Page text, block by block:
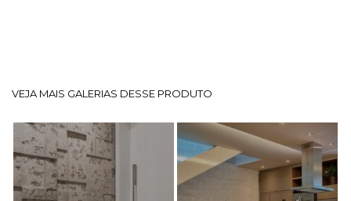
VEJA MAIS GALERIAS DESSE PRODUTO